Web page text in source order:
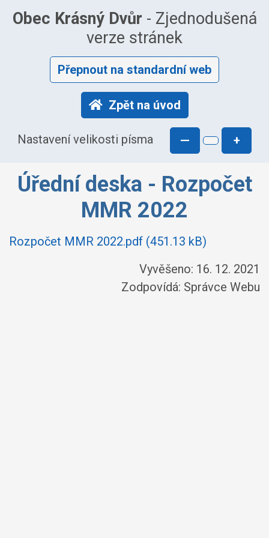
Obec Krásný Dvůr - Zjednodušená
verze stránek
Přepnout na standardní web
Zpět na úvod
Nastavení velikosti písma — +
Úřední deska - Rozpočet
MMR 2022
Rozpočet MMR 2022.pdf (451.13 kB)
Vyvěšeno: 16. 12. 2021
Zodpovídá: Správce Webu